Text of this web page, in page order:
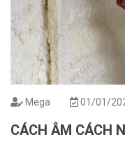
Mega 01/01/
CÁCH ÂM CÁCH